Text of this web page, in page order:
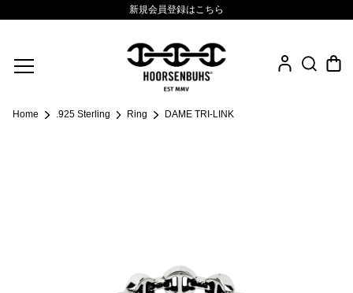
.925 Sterling
新規会員登録はこちら
Home .925 Sterling Ring DAME TRI-LINK